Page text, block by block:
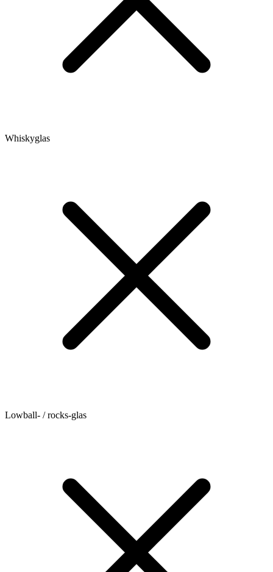
Whiskyglas
Lowball- / rocks-glas